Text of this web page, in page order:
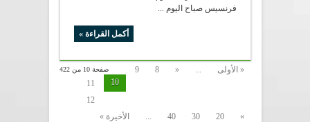
فرنسيس صباح اليوم ...
أكمل القراءة »
صفحة 10 من 422 « الأولى ...
«
8
9
10
11
12
»
20
30
40
... الأخيرة »